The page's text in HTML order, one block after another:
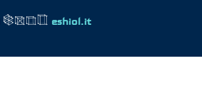
eshiol.it